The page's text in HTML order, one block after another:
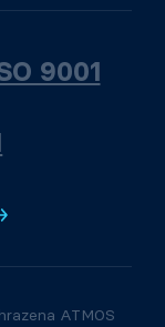
9001
ATMOS